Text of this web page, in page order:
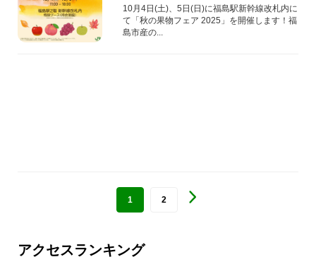
10月4日(土)、5日(日)に福島駅新幹線改札内に
て「秋の果物フェア 2025」を開催します！福
島市産の...
1 2
アクセスランキング